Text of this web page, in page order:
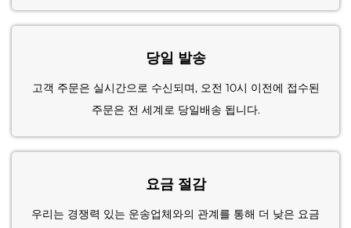
당일 발송
고객 주문은 실시간으로 수신되며, 오전 10시 이전에 접수된
주문은 전 세계로 당일배송 됩니다.
요금 절감
우리는 경쟁력 있는 운송업체와의 관계를 통해 더 낮은 요금